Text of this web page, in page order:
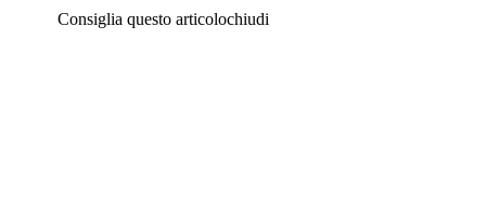
Consiglia questo articolochiudi